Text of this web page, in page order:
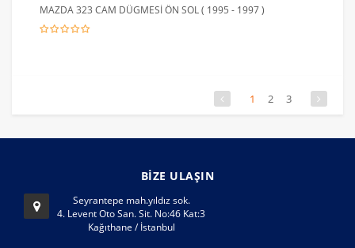
MAZDA 323 CAM DÜGMESİ ÖN SOL ( 1995 - 1997 )
1 2 3
BİZE ULAŞIN
Seyrantepe mah.yıldız sok.
4. Levent Oto San. Sit. No:46 Kat:3
Kağıthane / İstanbul